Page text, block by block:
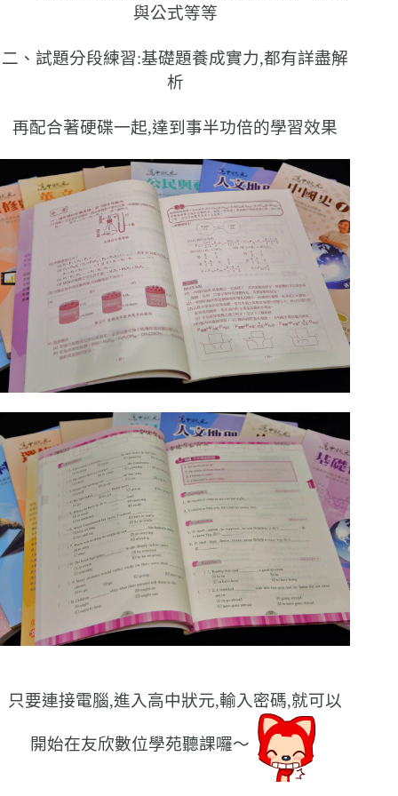
與公式等等
二、試題分段練習:基礎題養成實力,都有詳盡解
析
再配合著硬碟一起,達到事半功倍的學習效果
只要連接電腦,進入高中狀元,輸入密碼,就可以
開始在友欣數位學苑聽課囉〜